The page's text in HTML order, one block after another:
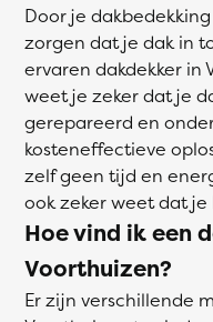
Door je
zorgen dat je dak in
ervaren dakdekker in
weet je zeker dat je
gerepareerd en
kosteneffectieve
zelf geen tijd en
ook zeker weet dat
Hoe vind ik een
Voorthuizen?
Er zijn verschillende